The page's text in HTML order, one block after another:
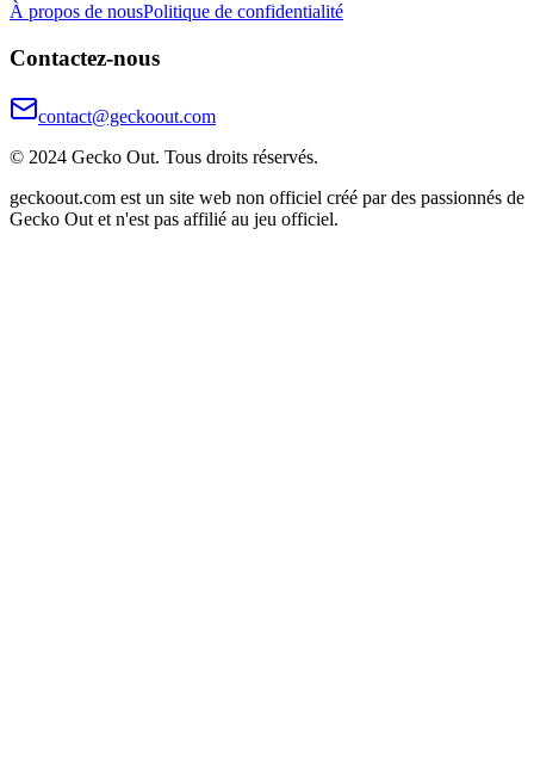
À propos de nousPolitique de confidentialité
Contactez-nous
contact@geckoout.com
© 2024 Gecko Out. Tous droits réservés.
geckoout.com est un site web non officiel créé par des passionnés de
Gecko Out et n'est pas affilié au jeu officiel.